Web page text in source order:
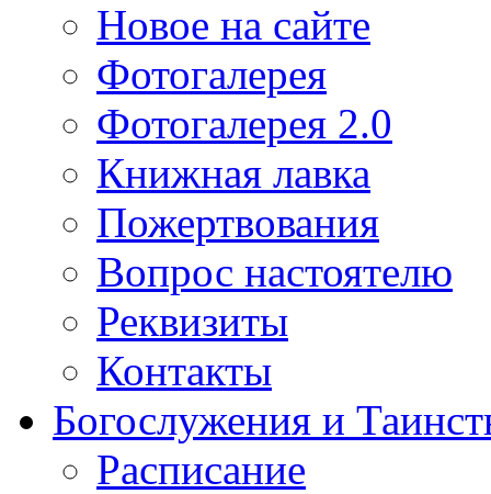
Новое на сайте
Фотогалерея
Фотогалерея 2.0
Книжная лавка
Пожертвования
Вопрос настоятелю
Реквизиты
Контакты
Богослужения и
Расписание